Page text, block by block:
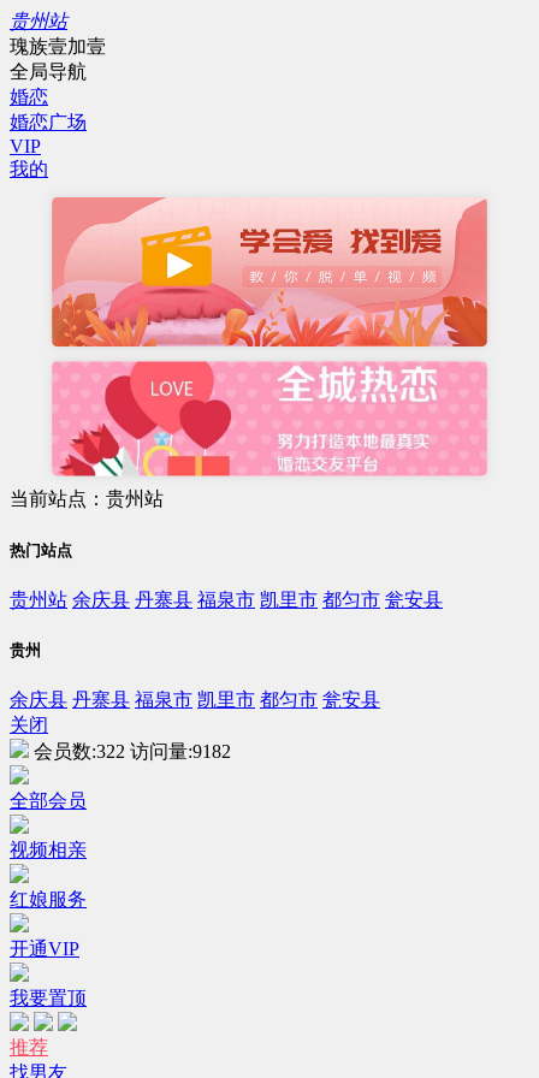
贵州站
瑰族壹加壹
全局导航
婚恋
婚恋广场
VIP
我的
当前站点：贵州站
热门站点
贵州站 余庆县 丹寨县 福泉市 凯里市 都匀市 瓮安县
贵州
余庆县 丹寨县 福泉市 凯里市 都匀市 瓮安县
关闭
会员数:322 访问量:9182
全部会员
视频相亲
红娘服务
开通VIP
我要置顶
推荐
找男友